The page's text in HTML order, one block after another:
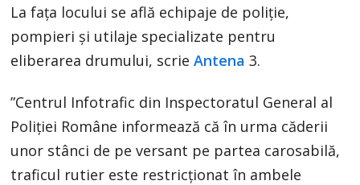
La fața locului se află echipaje de poliție,
pompieri și utilaje specializate pentru
eliberarea drumului, scrieAntena 3.
”Centrul Infotrafic din Inspectoratul General al
Poliţiei Române informează că în urma căderii
unor stânci de pe versant pe partea carosabilă,
traficul rutier este restricţionat în ambele